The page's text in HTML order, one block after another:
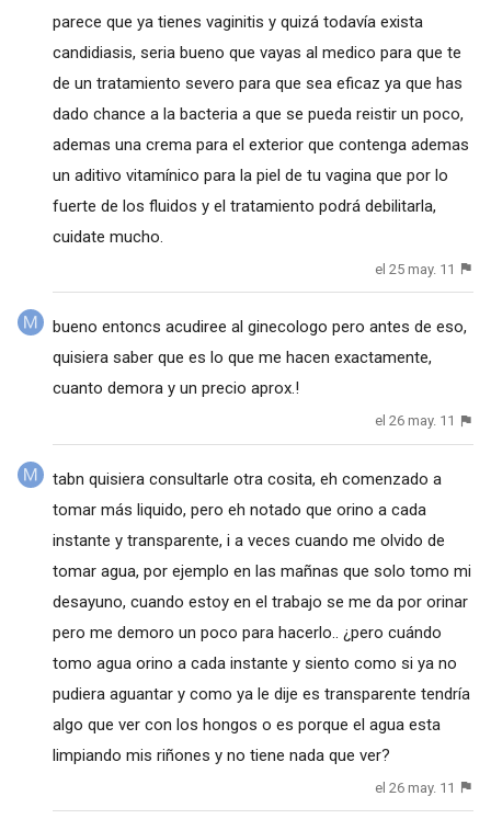
parece que ya tienes vaginitis y quizá todavía exista
candidiasis, seria bueno que vayas al medico para que te
de un tratamiento severo para que sea eficaz ya que has
dado chance a la bacteria a que se pueda reistir un poco,
ademas una crema para el exterior que contenga ademas
un aditivo vitamínico para la piel de tu vagina que por lo
fuerte de los fluidos y el tratamiento podrá debilitarla,
cuidate mucho.
el 25 may. 11
bueno entoncs acudiree al ginecologo pero antes de eso,
quisiera saber que es lo que me hacen exactamente,
cuanto demora y un precio aprox.!
el 26 may. 11
tabn quisiera consultarle otra cosita, eh comenzado a
tomar más liquido, pero eh notado que orino a cada
instante y transparente, i a veces cuando me olvido de
tomar agua, por ejemplo en las mañnas que solo tomo mi
desayuno, cuando estoy en el trabajo se me da por orinar
pero me demoro un poco para hacerlo.. ¿pero cuándo
tomo agua orino a cada instante y siento como si ya no
pudiera aguantar y como ya le dije es transparente tendría
algo que ver con los hongos o es porque el agua esta
limpiando mis riñones y no tiene nada que ver?
el 26 may. 11